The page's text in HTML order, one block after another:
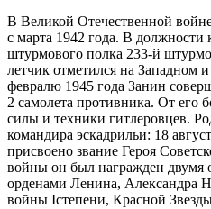
В Великой Отечественной
с марта 1942 года. В должности
штурмового полка 233-й
летчик отметился на Западном
февралю 1945 года Занин
2 самолета противника. От его
силы и техники гитлеровцев.
командира эскадрильи: 18
присвоено звание Героя
войны он был награжден двумя
орденами Ленина, Александра
войны Iстепени, Красной